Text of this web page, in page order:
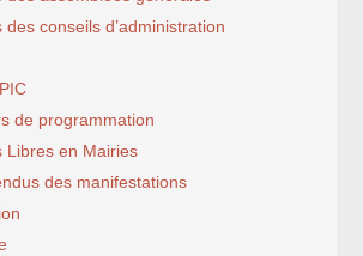
conseils d’administration
de programmation
Libres en Mairies
des manifestations